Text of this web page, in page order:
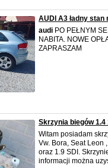
AUDI A3 ładny stan
audi PO PEŁNYM
NABITA. NOWE
ZAPRASZAM
Skrzynia biegów 1.4
Witam posiadam
Vw. Bora, Seat Leon ,
oraz 1.9 SDI.
informacji można